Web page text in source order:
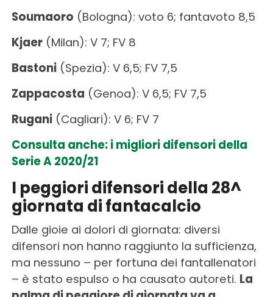
Soumaoro (Bologna): voto 6; fantavoto 8,5
Kjaer(Milan): V 7; FV 8
Bastoni(Spezia): V 6,5; FV 7,5
Zappacosta (Genoa): V 6,5; FV 7,5
Rugani(Cagliari): V 6; FV 7
Consulta anche: i migliori difensori della
Serie A 2020/21
I peggiori difensori della 28^
giornata di fantacalcio
Dalle gioie ai dolori di giornata: diversi
difensori non hanno raggiunto la sufficienza,
ma nessuno – per fortuna dei fantallenatori
– è stato espulso o ha causato autoreti. La